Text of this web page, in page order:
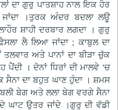
ਦਾ ਗੁਰੁ ਪਾਤਸ਼ਾਹ ਨਾਲ ਇਕ ਹੋਰ
।ਤੁਰਕ ਅੰਦਰ ਬਦਲਾ ਲਊ
ਸ਼ਾਹੀ ਦਰਬਾਰ ਲਗਦਾ । ਗੁਰੁ
ਲੈ ਲਿਆ ਜਾਂਦਾ ; ਕਾਬੁਲ ਦਾ
ਅਤੇ ਪਾਨਾਂ ਦਾ ਬੀੜਾ ਚੁੱਕ
ਪੈਂਦੀ । ਦੋਨਾਂ ਧਿਰਾਂ ਦੀ ਮਾਲਵੇ ‘ਚ
ਸੈਨਾ ਦਾ ਬਹੁਤ ਘਾਣ ਹੁੰਦਾ । ਸ਼ਮਸ
ਬੇਗ ਅਤੇ ਲਲਾ ਬੇਗ ਵਰਗੇ ਸੈਨਾ
ਘਾਟ ਉਤਰ ਜਾਂਦੇ ।ਗੁਰੁ ਦੀ ਵੱਡੀ